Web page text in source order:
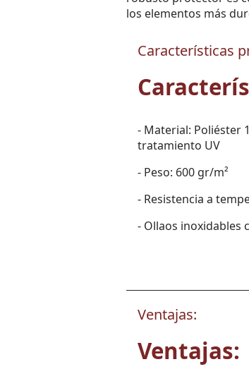
los elementos más
Características
- Material: Poliéster
tratamiento UV
- Peso: 600 gr/m²
- Resistencia a
- Ollaos inoxidables
Ventajas:
Ventajas: